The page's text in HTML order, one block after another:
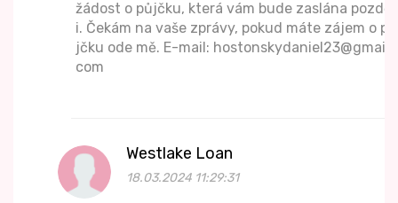
žádost o půjčku, která vám bude zaslána pozděj
i. Čekám na vaše zprávy, pokud máte zájem o pů
jčku ode mě. E-mail: hostonskydaniel23@gmail.
com
Westlake Loan
18.03.2024 11:29:31